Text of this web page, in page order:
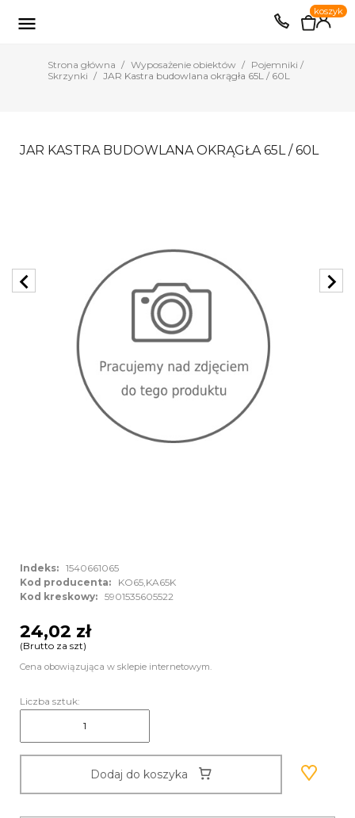
EUR PLN

0
koszyk
Strona główna Wyposażenie obiektów
Pojemniki /
Skrzynki
JAR Kastra budowlana okrągła 65L / 60L
JAR KASTRA BUDOWLANA OKRĄGŁA 65L / 60L
chevron_left chevron_right
Indeks: 1540661065
Kod producenta:
KO65,KA65K
Kod kreskowy: 5901535605522
24,02 zł
(Brutto za szt)
Cena obowiązująca w sklepie internetowym.
Liczba sztuk:
Dodaj do koszyka